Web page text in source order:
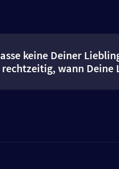
keine Deiner
rechtzeitig, wann Deine